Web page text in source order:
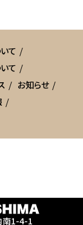
南1-4-1
て
て
お知らせ